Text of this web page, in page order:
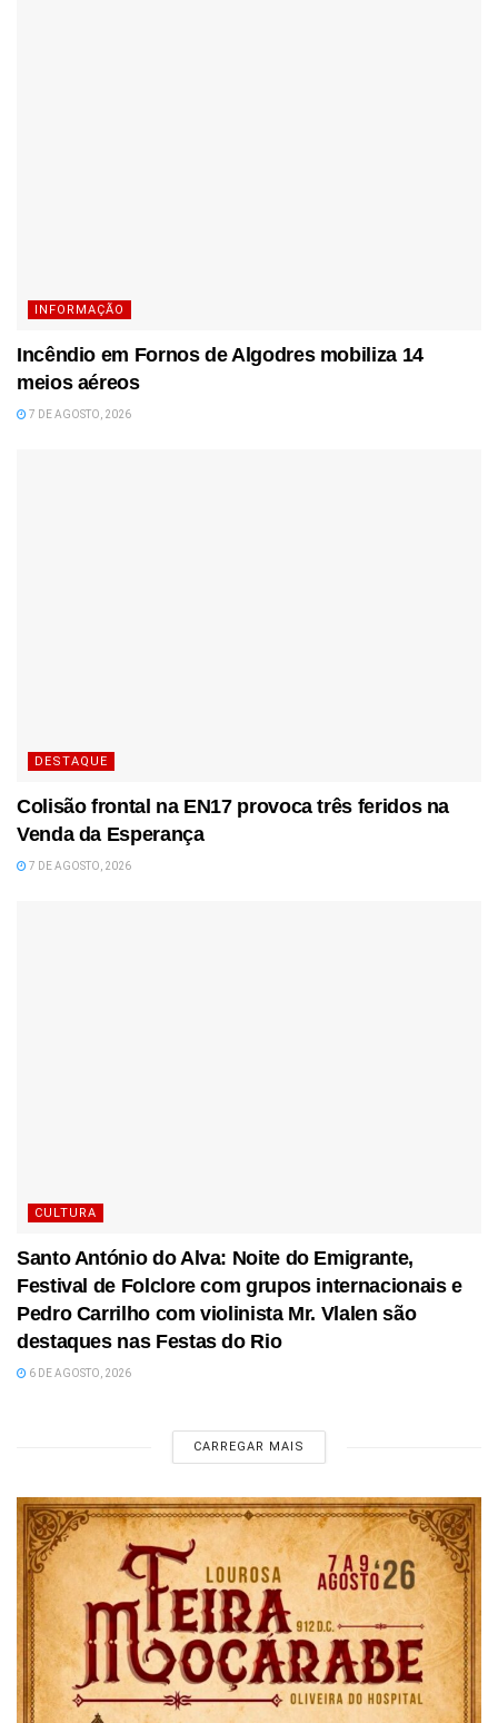
INFORMAÇÃO
Incêndio em Fornos de Algodres mobiliza 14
meios aéreos
7 DE AGOSTO, 2026
DESTAQUE
Colisão frontal na EN17 provoca três feridos na
Venda da Esperança
7 DE AGOSTO, 2026
CULTURA
Santo António do Alva: Noite do Emigrante,
Festival de Folclore com grupos internacionais e
Pedro Carrilho com violinista Mr. Vlalen são
destaques nas Festas do Rio
6 DE AGOSTO, 2026
CARREGAR MAIS